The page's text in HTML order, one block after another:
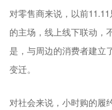
对零售商来说，以前
的主场，线上线下联动，
是，与周边的消费者建立
变迁。
对社会来说，小时购的履